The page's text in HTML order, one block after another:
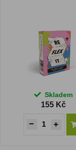
Skladem
155 Kč